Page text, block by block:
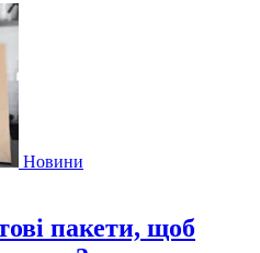
Новини
пакети, щоб